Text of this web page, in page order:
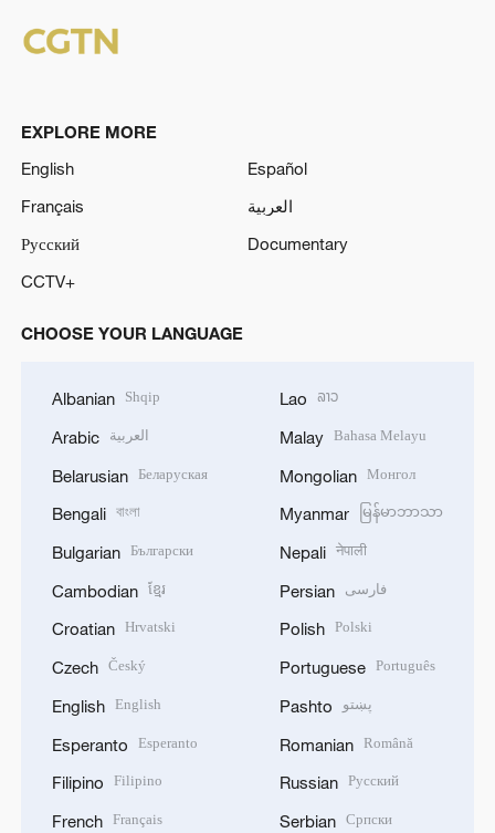
EXPLORE MORE
English
Español
Français
العربية
Русский
Documentary
CCTV+
CHOOSE YOUR LANGUAGE
Albanian Shqip
Arabic العربية
Belarusian Беларуская
Bengali বাংলা
Bulgarian Български
Cambodian ខ្មែរ
Croatian Hrvatski
Czech Český
English English
Esperanto Esperanto
Filipino Filipino
French Français
Lao ລາວ
Malay Bahasa Melayu
Mongolian Монгол
Myanmar မြန်မာဘာသာ
Nepali नेपाली
Persian فارسی
Polish Polski
Portuguese Português
Pashto پښتو
Romanian Română
Russian Русский
Serbian Српски